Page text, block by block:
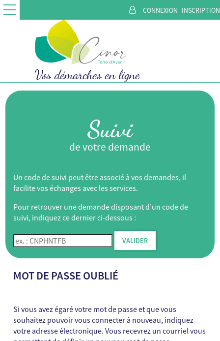
Vos démarches en ligne
CONNEXION INSCRIPTION
Ouvrir le menu
Suivi
de votre demande
Un code de suivi peut être associé à vos demandes, il
facilite vos échanges avec les services.
Pour retrouver une demande disposant d’un code de
suivi, indiquez ce dernier ci-dessous :
Code de suivi
VALIDER
MOT DE PASSE OUBLIÉ
Si vous avez égaré votre mot de passe et que vous
souhaitez pouvoir vous connecter à nouveau, indiquez
votre adresse électronique. Vous recevrez un courriel vous